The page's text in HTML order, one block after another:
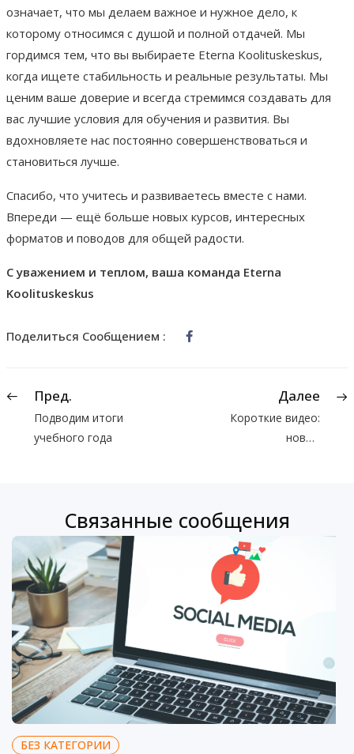
означает, что мы делаем важное и нужное дело, к
которому относимся с душой и полной отдачей. Мы
гордимся тем, что вы выбираете Eterna Koolituskeskus,
когда ищете стабильность и реальные результаты. Мы
ценим ваше доверие и всегда стремимся создавать для
вас лучшие условия для обучения и развития. Вы
вдохновляете нас постоянно совершенствоваться и
становиться лучше.
Спасибо, что учитесь и развиваетесь вместе с нами.
Впереди — ещё больше новых курсов, интересных
форматов и поводов для общей радости.
С уважением и теплом, ваша команда Eterna
Koolituskeskus
Поделиться Сообщением :
Пред.
Подводим итоги
учебного года
Далее
Короткие видео:
новый
социальных
Связанные сообщения
БЕЗ КАТЕГОРИИ